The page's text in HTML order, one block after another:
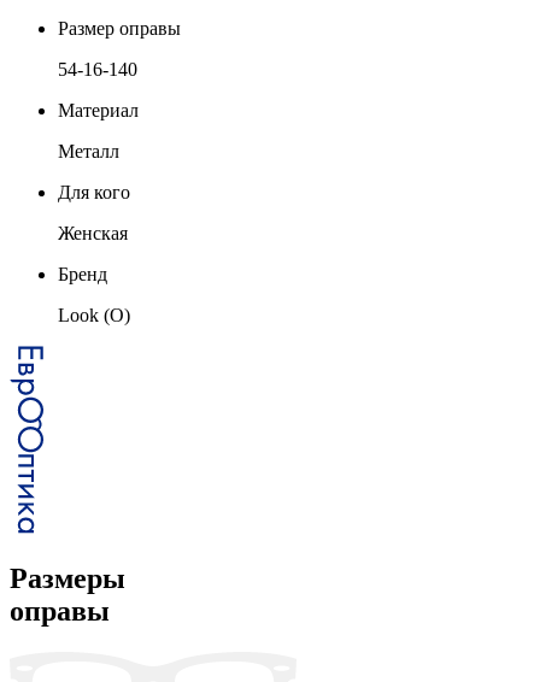
Размер оправы
54-16-140
Материал
Металл
Для кого
Женская
Бренд
Look (O)
Размеры
оправы